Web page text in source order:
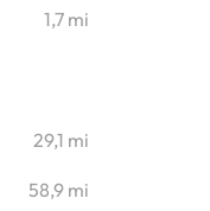
1,7 mi
29,1 mi
58,9 mi